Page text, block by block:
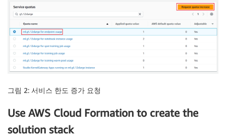
그림 2: 서비스 한도 증가 요청
Use AWS Cloud Formation to create the
solution stack